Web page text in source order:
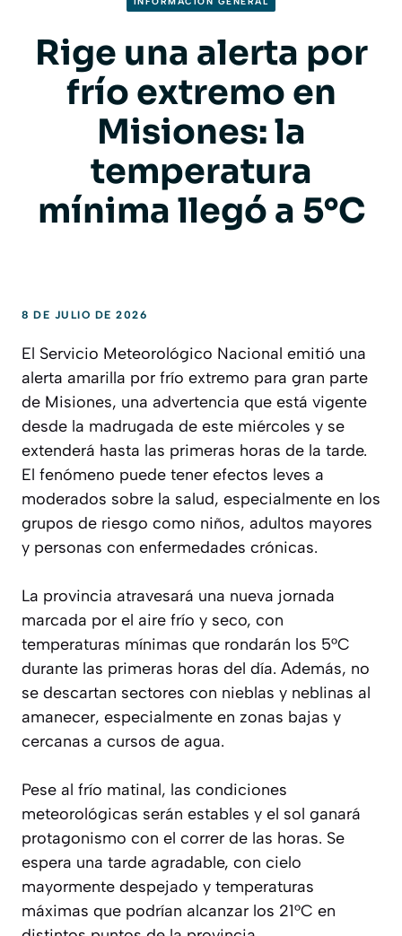
Rige una alerta por
frío extremo en
Misiones: la
temperatura
mínima llegó a 5°C
8 DE JULIO DE 2026
El Servicio Meteorológico Nacional emitió una
alerta amarilla por frío extremo para gran parte
de Misiones, una advertencia que está vigente
desde la madrugada de este miércoles y se
extenderá hasta las primeras horas de la tarde.
El fenómeno puede tener efectos leves a
moderados sobre la salud, especialmente en los
grupos de riesgo como niños, adultos mayores
y personas con enfermedades crónicas.
La provincia atravesará una nueva jornada
marcada por el aire frío y seco, con
temperaturas mínimas que rondarán los 5°C
durante las primeras horas del día. Además, no
se descartan sectores con nieblas y neblinas al
amanecer, especialmente en zonas bajas y
cercanas a cursos de agua.
Pese al frío matinal, las condiciones
meteorológicas serán estables y el sol ganará
protagonismo con el correr de las horas. Se
espera una tarde agradable, con cielo
mayormente despejado y temperaturas
máximas que podrían alcanzar los 21°C en